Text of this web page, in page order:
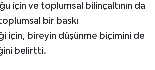
için ve toplumsal bilinçaltının da
bir baskı
için, bireyin düşünme biçimini de
belirtti.